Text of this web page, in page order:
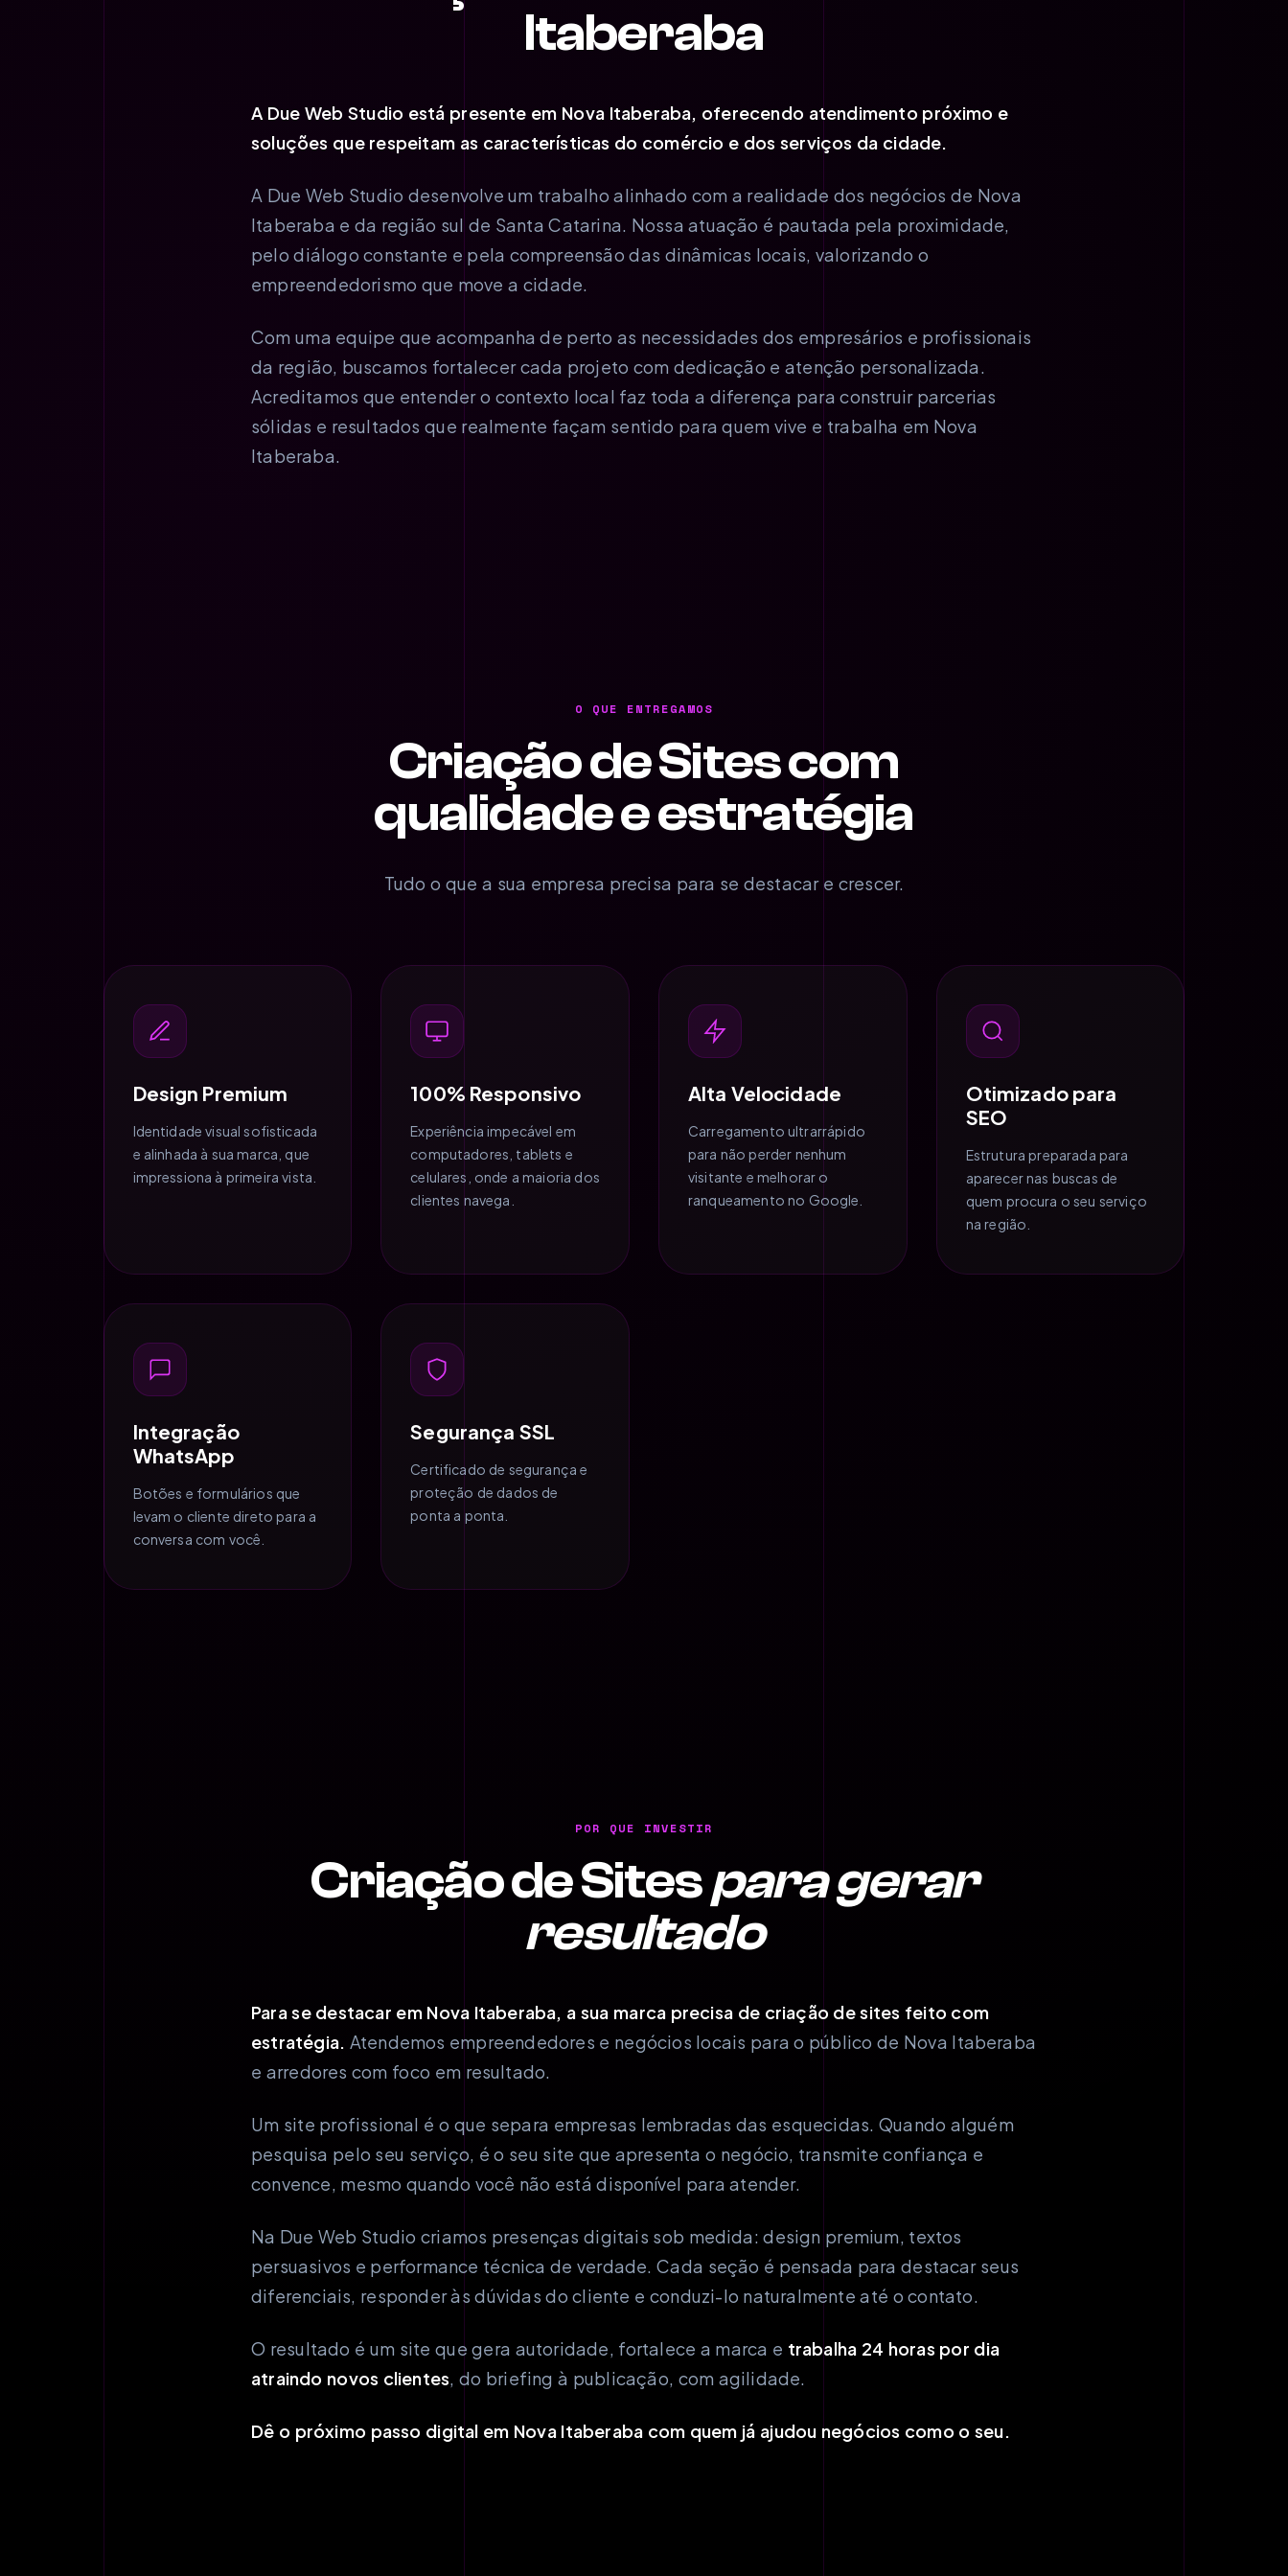
Itaberaba
A Due Web Studio está presente em Nova Itaberaba, oferecendo atendimento próximo e
soluções que respeitam as características do comércio e dos serviços da cidade.
A Due Web Studio desenvolve um trabalho alinhado com a realidade dos negócios de Nova
Itaberaba e da região sul de Santa Catarina. Nossa atuação é pautada pela proximidade,
pelo diálogo constante e pela compreensão das dinâmicas locais, valorizando o
empreendedorismo que move a cidade.
Com uma equipe que acompanha de perto as necessidades dos empresários e profissionais
da região, buscamos fortalecer cada projeto com dedicação e atenção personalizada.
Acreditamos que entender o contexto local faz toda a diferença para construir parcerias
sólidas e resultados que realmente façam sentido para quem vive e trabalha em Nova
Itaberaba.
O QUE ENTREGAMOS
Criação de Sites com
qualidade e estratégia
Tudo o que a sua empresa precisa para se destacar e crescer.
Design Premium
Identidade visual sofisticada
e alinhada à sua marca, que
impressiona à primeira vista.
100% Responsivo
Experiência impecável em
computadores, tablets e
celulares, onde a maioria dos
clientes navega.
Alta Velocidade
Carregamento ultrarrápido
para não perder nenhum
visitante e melhorar o
ranqueamento no Google.
Otimizado para
SEO
Estrutura preparada para
aparecer nas buscas de
quem procura o seu serviço
na região.
Integração
WhatsApp
Botões e formulários que
levam o cliente direto para a
conversa com você.
Segurança SSL
Certificado de segurança e
proteção de dados de
ponta a ponta.
POR QUE INVESTIR
Criação de Sitespara gerar
resultado
Para se destacar em Nova Itaberaba, a sua marca precisa de criação de sites feito com
estratégia. Atendemos empreendedores e negócios locais para o público de Nova Itaberaba
e arredores com foco em resultado.
Um site profissional é o que separa empresas lembradas das esquecidas. Quando alguém
pesquisa pelo seu serviço, é o seu site que apresenta o negócio, transmite confiança e
convence, mesmo quando você não está disponível para atender.
Na Due Web Studio criamos presenças digitais sob medida: design premium, textos
persuasivos e performance técnica de verdade. Cada seção é pensada para destacar seus
diferenciais, responder às dúvidas do cliente e conduzi-lo naturalmente até o contato.
O resultado é um site que gera autoridade, fortalece a marca e trabalha 24 horas por dia
atraindo novos clientes, do briefing à publicação, com agilidade.
Dê o próximo passo digital em Nova Itaberaba com quem já ajudou negócios como o seu.